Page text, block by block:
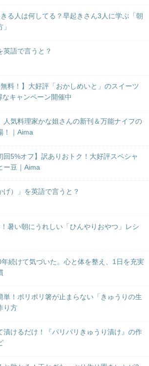
る人は何してる？早起きさん3人に学ぶ「朝
英語で言うと？
無料！】大好評「おかしめいと」のスイーツ
なキャンペーン開催中
人気料理家かな姐さんの新刊＆万能ナイフの
！｜Aima
回5%オフ】訳ありおトク！大好評スペシャ
ー豆｜Aima
げ）」を英語で言うと？
暑い朝にうれしい「ひんやりおやつ」レシ
続けて気づいた。心と体を整え、1日を充実
単！ポリポリ箸が止まらない「きゅうりの生
り方
漬けるだけ！『パリパリきゅうり漬け』の作